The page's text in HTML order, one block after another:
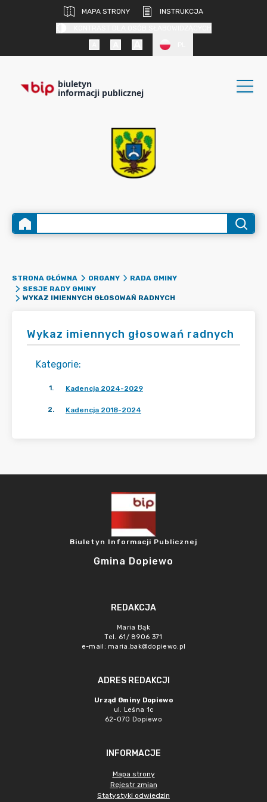
MAPA STRONY
INSTRUKCJA
biuletyn
informacji publicznej
STRONA GŁÓWNA ORGANY
RADA GMINY
SESJE RADY GMINY
WYKAZ IMIENNYCH GŁOSOWAŃ RADNYCH
Wykaz imiennych głosowań radnych
Kategorie:
1. Kadencja 2024-2029
2. Kadencja 2018-2024
Biuletyn Informacji Publicznej
Gmina Dopiewo
REDAKCJA
Maria Bąk
Tel. 61/ 8906 371
e-mail: maria.bak@dopiewo.pl
ADRES REDAKCJI
Urząd Gminy Dopiewo
ul. Leśna 1c
62-070 Dopiewo
INFORMACJE
Mapa strony
Rejestr zmian
Statystyki odwiedzin